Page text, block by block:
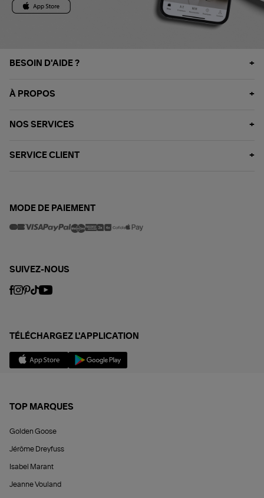
BESOIN D'AIDE ?
À PROPOS
NOS SERVICES
SERVICE CLIENT
MODE DE PAIEMENT
SUIVEZ-NOUS
TÉLÉCHARGEZ L'APPLICATION
TOP MARQUES
Golden Goose
Jérôme Dreyfuss
Isabel Marant
Jeanne Vouland